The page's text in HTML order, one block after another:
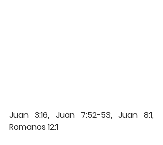
Juan 3:16, Juan 7:52-53, Juan 8:1,
Romanos 12:1